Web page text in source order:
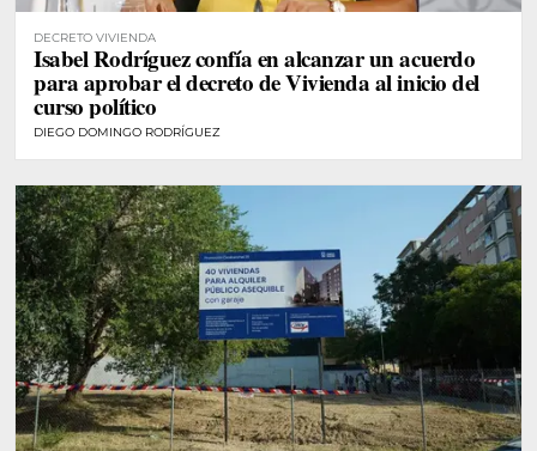
DECRETO VIVIENDA
Isabel Rodríguez confía en alcanzar un acuerdo
para aprobar el decreto de Vivienda al inicio del
curso político
DIEGO DOMINGO RODRÍGUEZ